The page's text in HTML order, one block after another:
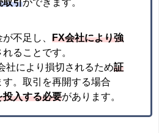
取引ができます。
が不足し、FX会社により強
ることです。
社により損切されるため証
す。取引を再開する場合
投入する必要があります。